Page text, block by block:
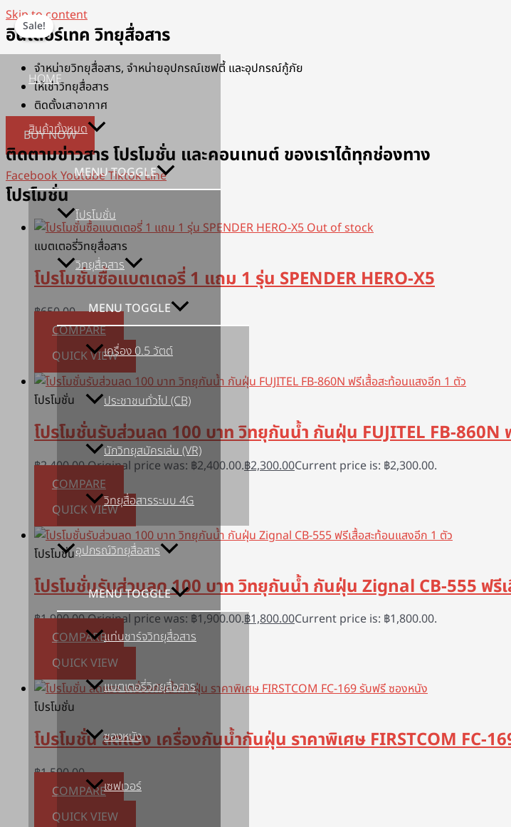
Skip to content
HOME
สินค้าทั้งหมด
MENU TOGGLE
โปรโมชั่น
วิทยุสื่อสาร
MENU TOGGLE
เครื่อง 0.5 วัตต์
ประชาชนทั่วไป (CB)
นักวิทยุสมัครเล่น (VR)
วิทยุสื่อสารระบบ 4G
อุปกรณ์วิทยุสื่อสาร
MENU TOGGLE
แท่นชาร์จวิทยุสื่อสาร
แบตเตอรี่วิทยุสื่อสาร
ซองหนัง
เซฟเวอร์
อินเตอร์เทค วิทยุสื่อสาร
จำหน่ายวิทยุสื่อสาร, จำหน่ายอุปกรณ์เซฟตี้ และอุปกรณ์กู้ภัย
ให้เช่าวิทยุสื่อสาร
ติดตั้งเสาอากาศ
BUY NOW
ติดตามข่าวสาร โปรโมชั่น และคอนเทนต์ ของเราได้ทุกช่องทาง
FacebookYoutubeTiktokLine
โปรโมชั่น
Out of stock
แบตเตอรี่วิทยุสื่อสาร
โปรโมชั่นซื้อแบตเตอรี่ 1 แถม 1 รุ่น SPENDER HERO-X5
฿650.00
COMPARE
QUICK VIEW
Sale!
โปรโมชั่น
โปรโมชั่นรับส่วนลด 100 บาท วิทยุกันน้ำ กันฝุ่น FUJITEL FB-860N
฿2,400.00Original price was: ฿2,400.00.฿2,300.00Current price is: ฿2,300.00.
COMPARE
QUICK VIEW
Sale!
โปรโมชั่น
โปรโมชั่นรับส่วนลด 100 บาท วิทยุกันน้ำ กันฝุ่น Zignal CB-555 ฟรี
฿1,900.00Original price was: ฿1,900.00.฿1,800.00Current price is: ฿1,800.00.
COMPARE
QUICK VIEW
โปรโมชั่น
โปรโมชั่น ลดแรง เครื่องกันน้ำกันฝุ่น ราคาพิเศษ FIRSTCOM FC-
฿1,590.00
COMPARE
QUICK VIEW